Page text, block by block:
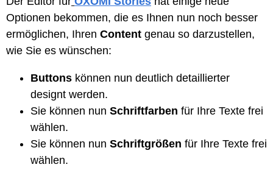
Optionen bekommen, die es Ihnen nun noch besser
ermöglichen, Ihren Content genau so darzustellen,
wie Sie es wünschen:
Buttons können nun deutlich detaillierter
designt werden.
Sie können nun Schriftfarben für Ihre Texte frei
wählen.
Sie können nun Schriftgrößen für Ihre Texte frei
wählen.